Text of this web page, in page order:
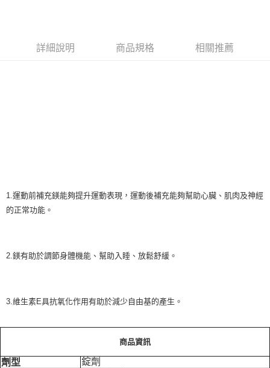
每筆NT$70，滿NT$499(含以上)免運費
詳細說明 商品規格 相關推薦
1.運動前補充鎂能夠提升運動表現，運動後補充能夠幫助心臟、肌肉及神經
的正常功能。
2.鎂有助於調節身體機能、幫助入睡、放鬆舒緩。
3.維生素E具抗氧化作用有助於減少自由基的產生。
商品資訊
劑型
錠劑